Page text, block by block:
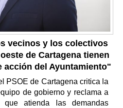
vecinos y los colectivos
de Cartagena tienen
acción del Ayuntamiento"
PSOE de Cartagena critica la
de gobierno y reclama a
atienda las demandas